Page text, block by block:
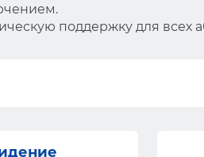
поддержку для всех